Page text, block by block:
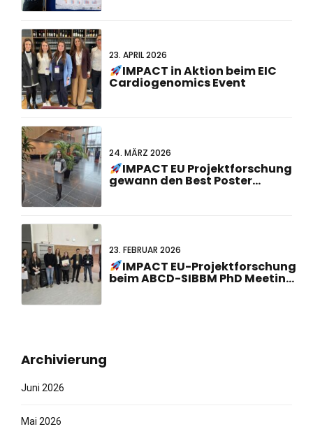
23. APRIL 2026
IMPACT in Aktion beim EIC
Cardiogenomics Event
24. MÄRZ 2026
IMPACT EU Projektforschung
gewann den Best Poster
23. FEBRUAR 2026
IMPACT EU-Projektforschung
beim ABCD-SIBBM PhD Meeting
Archivierung
Juni 2026
Mai 2026